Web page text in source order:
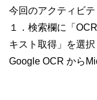
今回のアクティビ
１．検索欄に「
キスト取得」を選
Google OCR から